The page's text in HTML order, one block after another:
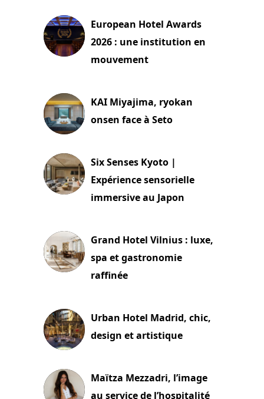
European Hotel Awards
2026 : une institution en
mouvement
KAI Miyajima, ryokan
onsen face à Seto
Six Senses Kyoto |
Expérience sensorielle
immersive au Japon
Grand Hotel Vilnius : luxe,
spa et gastronomie
raffinée
Urban Hotel Madrid, chic,
design et artistique
Maïtza Mezzadri, l’image
au service de l’hospitalité